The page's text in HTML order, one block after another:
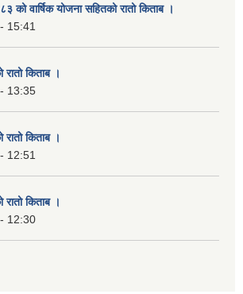
को वार्षिक योजना सहितको रातो किताब ।
15:41
किताब ।
13:35
किताब ।
12:51
किताब ।
12:30